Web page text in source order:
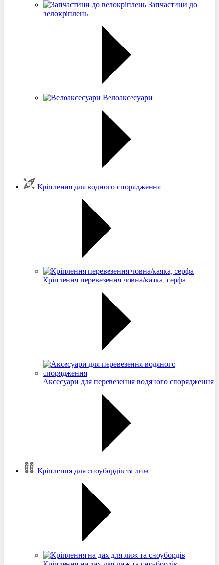
Запчастини до
велокріплень
Велоаксесуари
Кріплення для водного спорядження
Кріплення перевезення човна/каяка, серфа
Аксесуари для перевезення водяного спорядження
Кріплення для сноубордів та лиж